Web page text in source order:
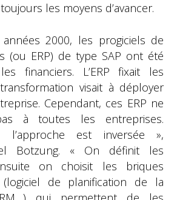
les moyens d’avancer.
2000, les progiciels de
(ou ERP) de type SAP ont été
financiers. L’ERP fixait les
visait à déployer
Cependant, ces ERP ne
à toutes les entreprises.
l’approche est inversée »,
Botzung. « On définit les
on choisit les briques
de planification de la